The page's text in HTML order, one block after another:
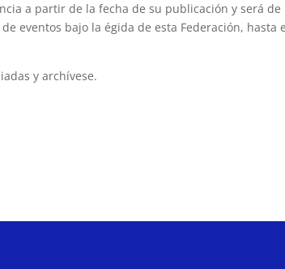
a partir de la fecha de su publicación y será de
eventos bajo la égida de esta Federación, hasta
y archívese.